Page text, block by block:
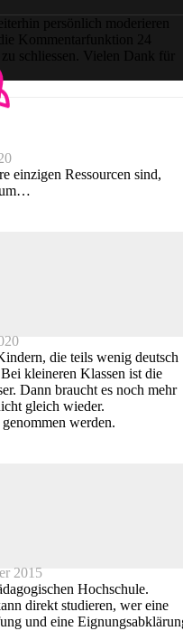
persönlich moderieren
Kommentarfunktion 24
schliessen. Vielen Dank für
einzigen Ressourcen sind,
um…
die teils wenig deutsch
kleineren Klassen ist die
Dann braucht es noch mehr
gleich wieder.
werden.
2015
Hochschule.
direkt studieren, wer eine
und eine